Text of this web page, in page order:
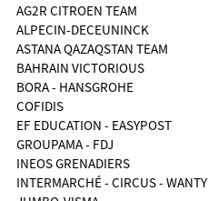
AG2R CITROEN TEAM
ALPECIN-DECEUNINCK
ASTANA QAZAQSTAN TEAM
BAHRAIN VICTORIOUS
BORA - HANSGROHE
COFIDIS
EF EDUCATION - EASYPOST
GROUPAMA - FDJ
INEOS GRENADIERS
INTERMARCHÉ - CIRCUS - WANTY